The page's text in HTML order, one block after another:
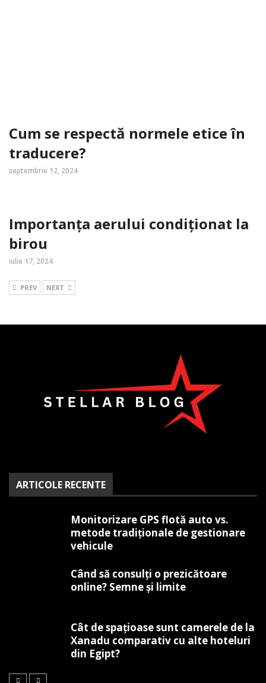
Cum se respectă normele etice în
traducere?
septembrie 12, 2024
Importanța aerului condiționat la
birou
iulie 17, 2024
PREV NEXT
ARTICOLE RECENTE
Monitorizare GPS flotă auto vs.
metode tradiționale de gestionare
vehicule
Când să consulți o prezicătoare
online? Semne și limite
Cât de spațioase sunt camerele de la
Xanadu comparativ cu alte hoteluri
din Egipt?